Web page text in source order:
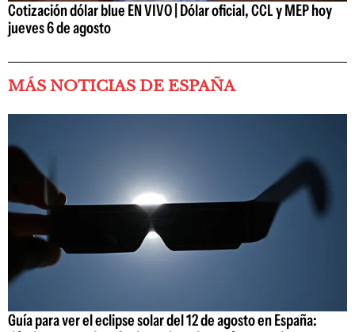
Cotización dólar blue EN VIVO | Dólar oficial, CCL y MEP hoy
jueves 6 de agosto
MÁS NOTICIAS DE ESPAÑA
Guía para ver el eclipse solar del 12 de agosto en España: